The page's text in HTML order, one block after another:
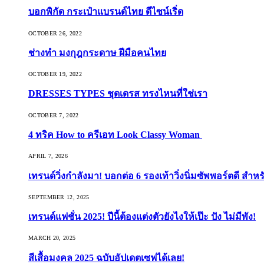
บอกพิกัด กระเป๋าแบรนด์ไทย ดีไซน์เริ่ด
OCTOBER 26, 2022
ช่างทำ มงกุฎกระดาษ ฝีมือคนไทย
OCTOBER 19, 2022
DRESSES TYPES ชุดเดรส ทรงไหนที่ใช่เรา
OCTOBER 7, 2022
4 ทริค How to ครีเอท Look Classy Woman
APRIL 7, 2026
เทรนด์วิ่งกำลังมา! บอกต่อ 6 รองเท้าวิ่งนิ่มซัพพอร์ตดี สำห
SEPTEMBER 12, 2025
เทรนด์แฟชั่น 2025! ปีนี้ต้องแต่งตัวยังไงให้เป๊ะ ปัง ไม่มีพัง!
MARCH 20, 2025
สีเสื้อมงคล 2025 ฉบับอัปเดตเซฟได้เลย!